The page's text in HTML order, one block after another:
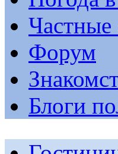
Частные
Форум
Блоги